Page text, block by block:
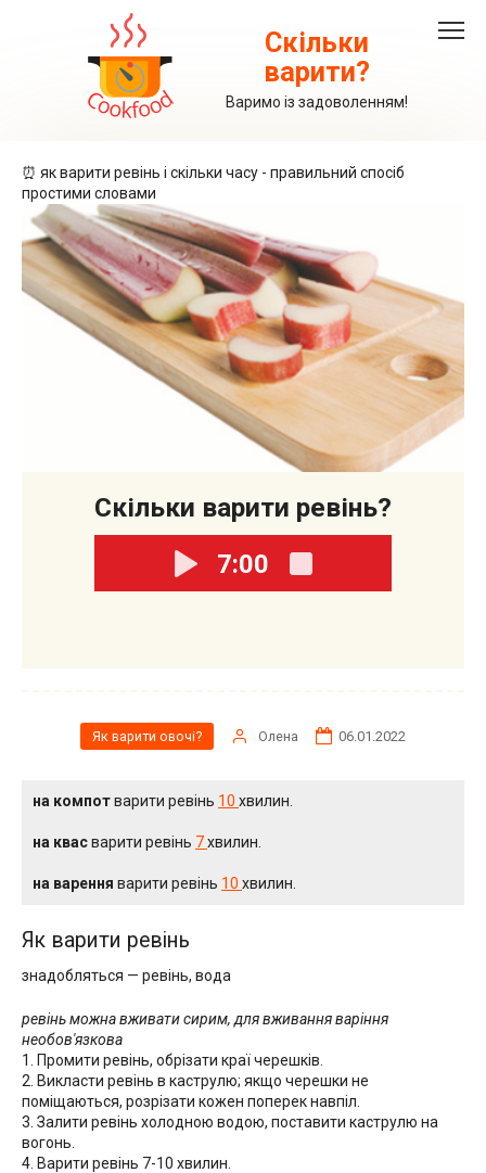
Скільки
варити?
Варимо із задоволенням!
⏰ як варити ревінь і скільки часу - правильний спосіб
простими словами
Скільки варити ревінь?
7:00
Як варити овочі? Олена 06.01.2022
на компотварити ревінь 10 хвилин.
на квасварити ревінь 7хвилин.
на варення варити ревінь 10 хвилин.
Як варити ревінь
знадобляться — ревінь, вода
ревінь можна вживати сирим, для вживання варіння
необов'язкова
1. Промити ревінь, обрізати краї черешків.
2. Викласти ревінь в каструлю; якщо черешки не
поміщаються, розрізати кожен поперек навпіл.
3. Залити ревінь холодною водою, поставити каструлю на
вогонь.
4. Варити ревінь 7-10 хвилин.